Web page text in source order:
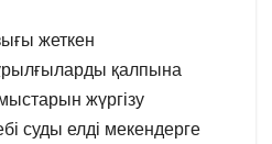
жеткен
қалпына
жүргізу
суды елді мекендерге